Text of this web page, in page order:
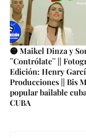
🟡 Maikel Dinza y
¨Contrólate¨ ||
Edición: Henry
Producciones || Bis
popular bailable
CUBA